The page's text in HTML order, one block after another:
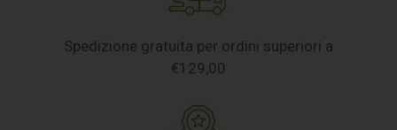
Spedizione gratuita per ordini superiori a
€129,00